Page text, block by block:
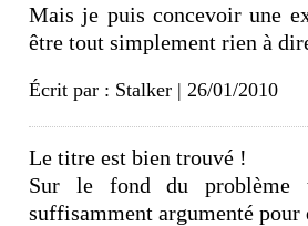
Mais je puis concevoir une
être tout simplement rien à
Écrit par : Stalker | 26/01/2010
Le titre est bien trouvé !
Sur le fond du problème
suffisamment argumenté